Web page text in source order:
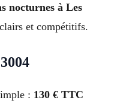
nocturnes à Les
et compétitifs.
: 130 € TTC